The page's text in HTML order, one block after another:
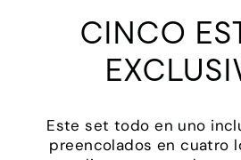
CINCO
Este set todo en uno
preencolados en cuatro